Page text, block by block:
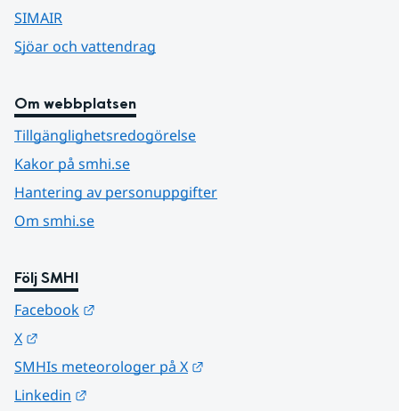
SIMAIR
Sjöar och vattendrag
Om webbplatsen
Tillgänglighetsredogörelse
Kakor på smhi.se
Hantering av personuppgifter
Om smhi.se
Följ SMHI
Facebook
X
SMHIs meteorologer på X
Linkedin